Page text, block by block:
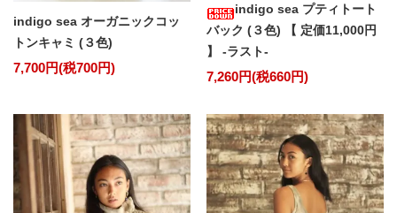
indigo sea オーガニックコッ
トンキャミ (３色)
7,700円(税700円)
indigo sea プティトート
バック (３色) 【 定価11,000円
】 -ラスト-
7,260円(税660円)